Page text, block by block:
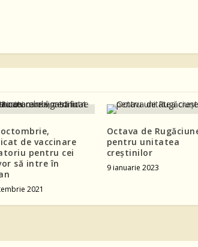
de vaccinare
pentru cei
să intre în
2021
Octava de
pentru unitatea
creștinilor
9 ianuarie 2023